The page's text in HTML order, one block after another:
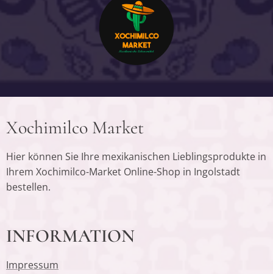
Xochimilco Market
Hier können Sie Ihre mexikanischen Lieblingsprodukte in
Ihrem Xochimilco-Market Online-Shop in Ingolstadt
bestellen.
INFORMATION
Impressum